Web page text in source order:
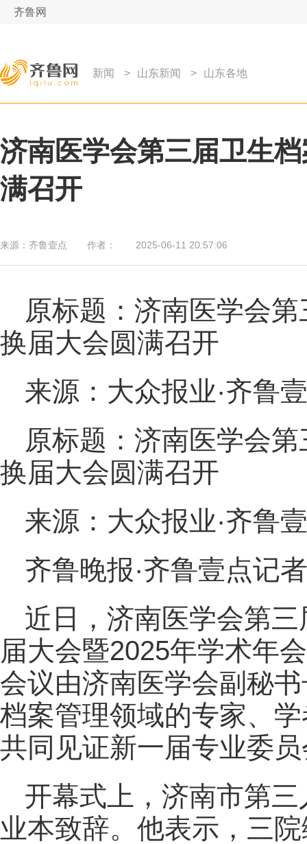
齐鲁网
新闻 > 山东新闻 > 山东各地
济南医学会第三届卫生
满召开
来源： 齐鲁壹点 作者： 2025-06-11 20:57:06
原标题：济南医学会
换届大会圆满召开
来源：大众报业·齐鲁
原标题：济南医学会
换届大会圆满召开
来源：大众报业·齐鲁
齐鲁晚报·齐鲁壹点记
近日，济南医学会第
届大会暨2025年学术年
会议由济南医学会副秘
档案管理领域的专家、
共同见证新一届专业委
开幕式上，济南市第
业本致辞。他表示，三